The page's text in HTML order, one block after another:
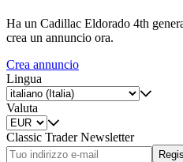
Ha un Cadillac Eldorado 4th
crea un annuncio ora.
Crea annuncio
Lingua
Valuta
Classic Trader Newsletter